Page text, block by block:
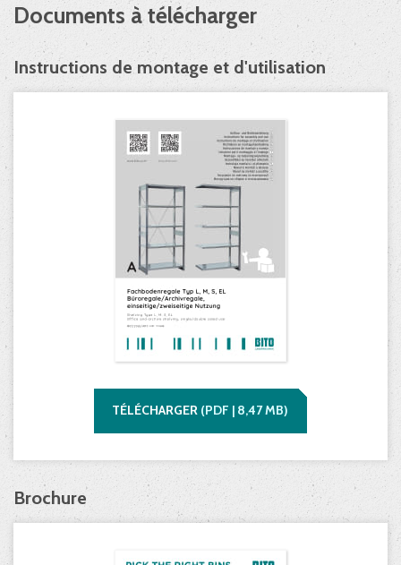
Documents à télécharger
Instructions de montage et d'utilisation
TÉLÉCHARGER (PDF | 8,47MB)
Brochure